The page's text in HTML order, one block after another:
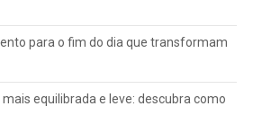
para o fim do dia que transformam
equilibrada e leve: descubra como